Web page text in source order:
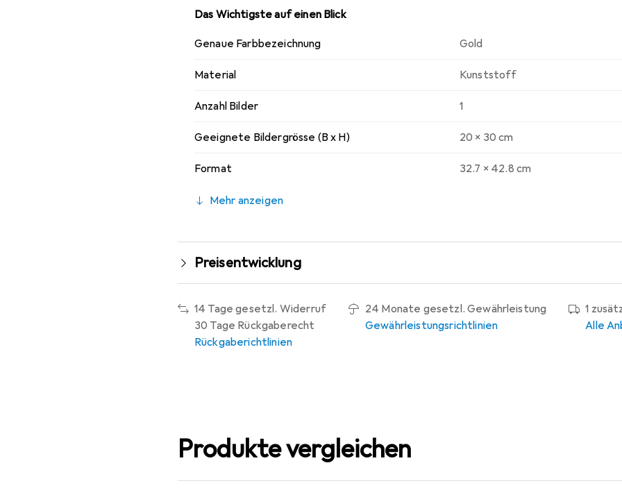
Das Wichtigste auf einen Blick
Genaue Farbbezeichnung Gold
Material Kunststoff
Anzahl Bilder 1
Geeignete Bildergrösse (B x H) 20 x 30 cm
Format 32.7 x 42.8 cm
Mehr anzeigen
Preisentwicklung
14 Tage gesetzl. Widerruf
30 Tage Rückgaberecht
Rückgaberichtlinien
24 Monate gesetzl. Gewährleistung
Gewährleistungsrichtlinien
1
Alle
Produkte vergleichen